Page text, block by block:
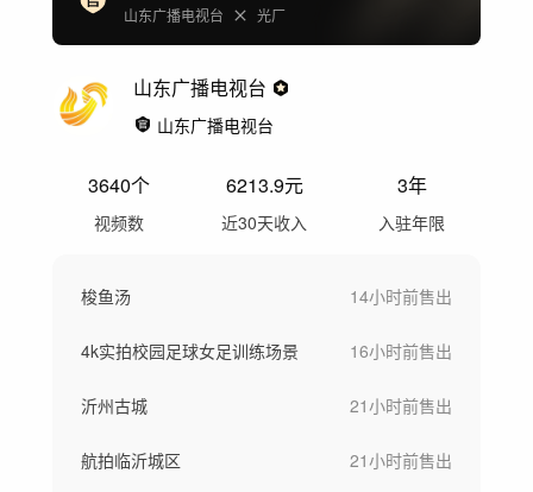
山东广播电视台 光厂
山东广播电视台
山东广播电视台
3640个
视频数
6213.9元
近30天收入
3年
入驻年限
梭鱼汤 14小时前售出
4k实拍校园足球女足训练场景 16小时前售出
沂州古城 21小时前售出
航拍临沂城区 21小时前售出